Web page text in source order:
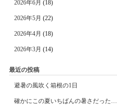
2026年6月 (18)
2026年5月 (22)
2026年4月 (18)
2026年3月 (14)
最近の投稿
避暑の風吹く箱根の1日
確かにこの夏いちばんの暑さだった…